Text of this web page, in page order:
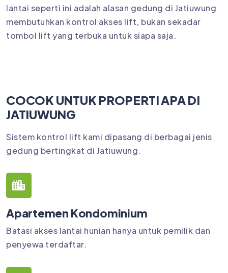
lantai seperti ini adalah alasan gedung di Jatiuwung
membutuhkan kontrol akses lift, bukan sekadar
tombol lift yang terbuka untuk siapa saja.
COCOK UNTUK PROPERTI APA DI
JATIUWUNG
Sistem kontrol lift kami dipasang di berbagai jenis
gedung bertingkat di Jatiuwung.
Apartemen Kondominium
Batasi akses lantai hunian hanya untuk pemilik dan
penyewa terdaftar.